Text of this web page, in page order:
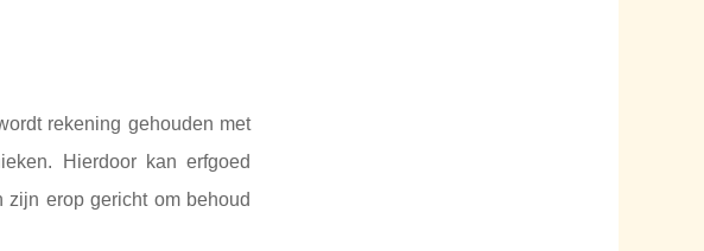
rekening gehouden met
Hierdoor kan erfgoed
zijn erop gericht om behoud